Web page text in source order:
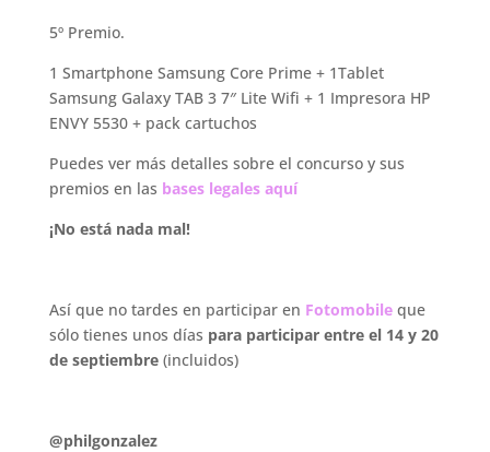
5º Premio.
1 Smartphone Samsung Core Prime + 1Tablet
Samsung Galaxy TAB 3 7″ Lite Wifi + 1 Impresora HP
ENVY 5530 + pack cartuchos
Puedes ver más detalles sobre el concurso y sus
premios en las bases legales aquí
¡No está nada mal!
Así que no tardes en participar en Fotomobileque
sólo tienes unos días para participar entre el 14 y 20
de septiembre(incluidos)
@philgonzalez